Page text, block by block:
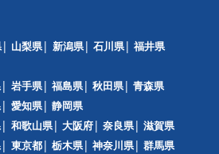
山梨県 新潟県 石川県
福井県
岩手県 福島県 秋田県
青森県
愛知県
静岡県
和歌山県 大阪府 奈良県
滋賀県
東京都 栃木県 神奈川県
群馬県